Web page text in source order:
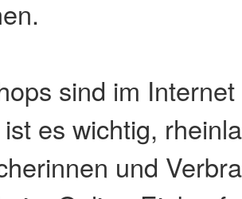
sind im
es wichtig,
und